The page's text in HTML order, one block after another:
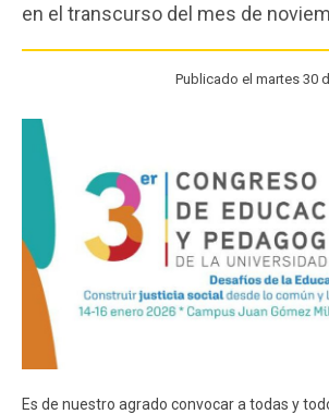
Estudiantes
en el transcurso del mes de
Publicado el martes 30
Es de nuestro agrado convocar a todas y